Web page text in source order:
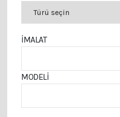
IMALAT
MODELI